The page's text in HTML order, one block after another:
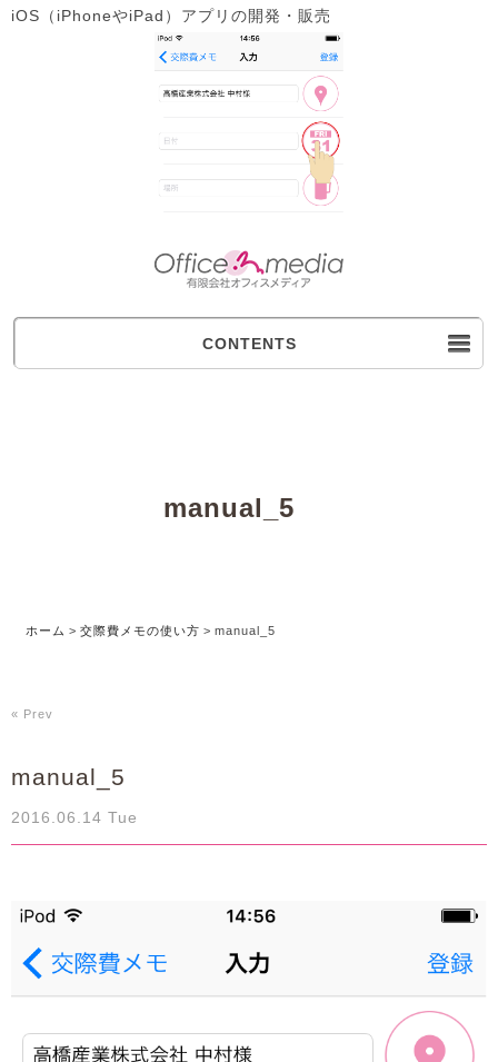
iOS（iPhoneやiPad）アプリの開発・販売
CONTENTS
manual_5
ホーム > 交際費メモの使い方 > manual_5
« Prev
manual_5
2016.06.14 Tue